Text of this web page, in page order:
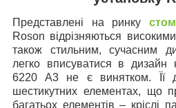
Представлені на ринку
Roson відрізняються
також стильним, сучасним
легко вписуватися в дизайн
6220 A3 не є винятком. Її
шестикутних елементах, що
багатьох елементів – кріслі